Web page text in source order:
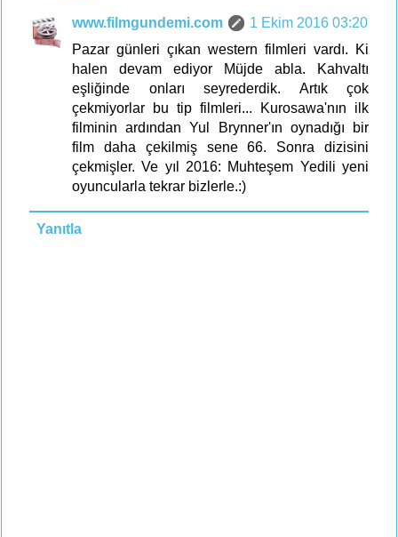
www.filmgundemi.com
1 Ekim 2016 03:20
Pazar günleri çıkan western filmleri vardı. Ki
halen devam ediyor Müjde abla. Kahvaltı
eşliğinde onları seyrederdik. Artık çok
çekmiyorlar bu tip filmleri... Kurosawa'nın ilk
filminin ardından Yul Brynner'ın oynadığı bir
film daha çekilmiş sene 66. Sonra dizisini
çekmişler. Ve yıl 2016: Muhteşem Yedili yeni
oyuncularla tekrar bizlerle.:)
Yanıtla